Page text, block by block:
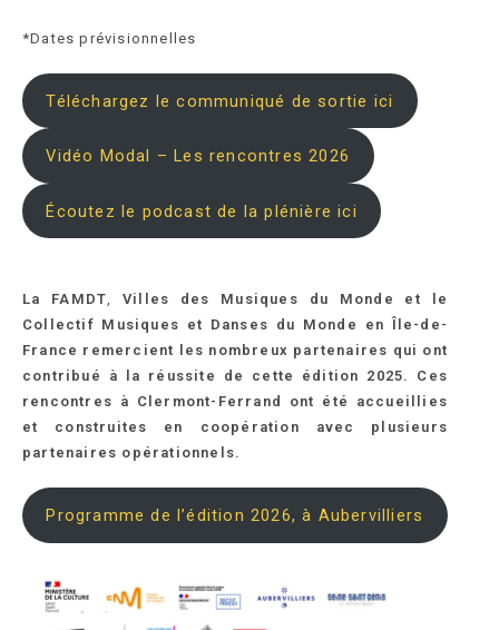
*Dates prévisionnelles
Téléchargez le communiqué de sortie ici
Vidéo Modal – Les rencontres 2026
Écoutez le podcast de la plénière ici
La FAMDT,Villes des Musiques du Monde et le
Collectif Musiques et Danses du Monde en Île-de-
France remercient les nombreux partenaires qui ont
contribué à la réussite de cette édition 2025. Ces
rencontres à Clermont-Ferrand ont été accueillies
et construites en coopération avec plusieurs
partenaires opérationnels.
Programme de l’édition 2026, à Aubervilliers